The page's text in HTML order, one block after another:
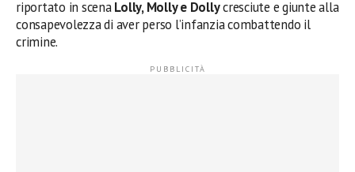
riportato in scenaLolly, Molly e Dollycresciute e giunte alla
consapevolezza di aver perso l’infanzia combattendo il
crimine.